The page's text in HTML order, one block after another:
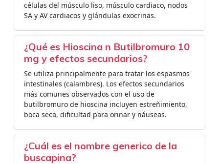
células del músculo liso, músculo cardiaco, nodos
SA y AV cardiacos y glándulas exocrinas.
¿Qué es Hioscina n Butilbromuro 10
mg y efectos secundarios?
Se utiliza principalmente para tratar los espasmos
intestinales (calambres). Los efectos secundarios
más comunes observados con el uso de
butilbromuro de hioscina incluyen estreñimiento,
boca seca, dificultad para orinar y náuseas.
¿Cuál es el nombre generico de la
buscapina?